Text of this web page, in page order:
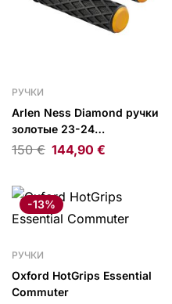
РУЧКИ
Arlen Ness Diamond ручки
золотые 23-24
FLHXSE/FLTRXSE
150€ 144,90 €
-13%
РУЧКИ
Oxford HotGrips Essential
Commuter